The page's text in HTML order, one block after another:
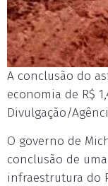
A conclusão do
economia de R$
Divulgação/
O governo de
conclusão de
infraestrutura do